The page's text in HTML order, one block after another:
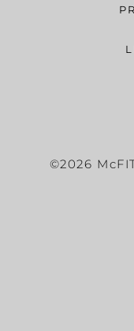
©2026